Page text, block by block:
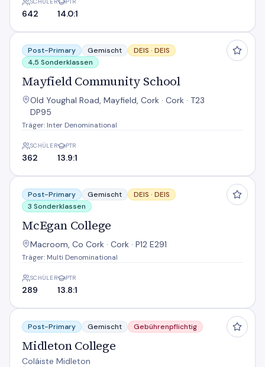
642 14.0:1
Mayfield Community School
Post-Primary Gemischt DEIS · DEIS
4,5 Sonderklassen
Mayfield Community School
Old Youghal Road, Mayfield, Cork · Cork · T23
DP95
Träger: Inter Denominational
SCHÜLER
362
PTR
13.9:1
McEgan College
Post-Primary Gemischt DEIS · DEIS
3 Sonderklassen
McEgan College
Macroom, Co Cork · Cork · P12 E291
Träger: Multi Denominational
SCHÜLER
289
PTR
13.8:1
Midleton College
Post-Primary Gemischt Gebührenpflichtig
Midleton College
Coláiste Midleton